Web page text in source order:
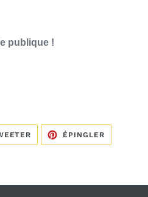
publique !
TWEETER
TWITTER
ÉPINGLER
PINTEREST